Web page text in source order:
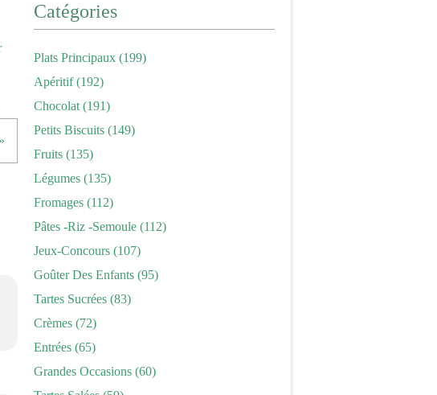
Catégories
Plats Principaux (199)
Apéritif(192)
Chocolat (191)
Petits Biscuits (149)
Fruits (135)
Légumes (135)
Fromages (112)
Pâtes -riz -semoule (112)
Jeux-Concours (107)
Goûter Des Enfants (95)
Tartes Sucrées (83)
Crèmes (72)
Entrées (65)
Grandes Occasions (60)